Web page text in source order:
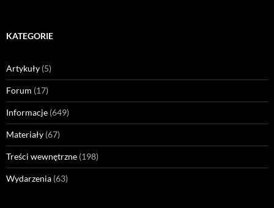
KATEGORIE
Artykuły (5)
Forum (17)
Informacje (649)
Materiały (67)
Treści wewnętrzne (198)
Wydarzenia (63)